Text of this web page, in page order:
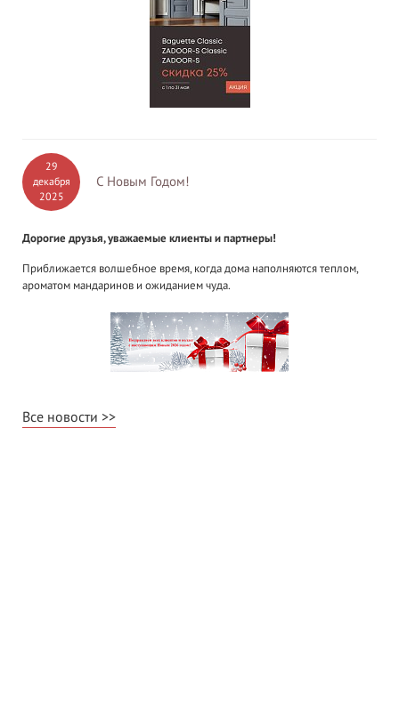
29
декабря
2025
С Новым Годом!
Дорогие друзья, уважаемые клиенты и партнеры!
Приближается волшебное время, когда дома наполняются теплом,
ароматом мандаринов и ожиданием чуда.
Все новости